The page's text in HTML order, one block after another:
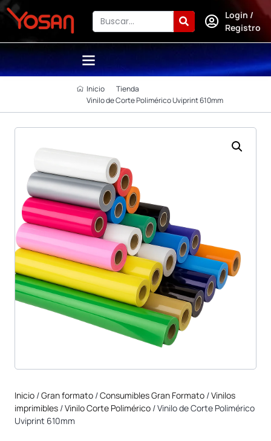
Login /
Registro
Inicio
Tienda
Vinilo de Corte Polimérico Uviprint 610mm
Inicio /Gran formato /Consumibles Gran Formato /Vinilos
imprimibles /Vinilo Corte Polimérico / Vinilo de Corte Polimérico
Uviprint 610mm